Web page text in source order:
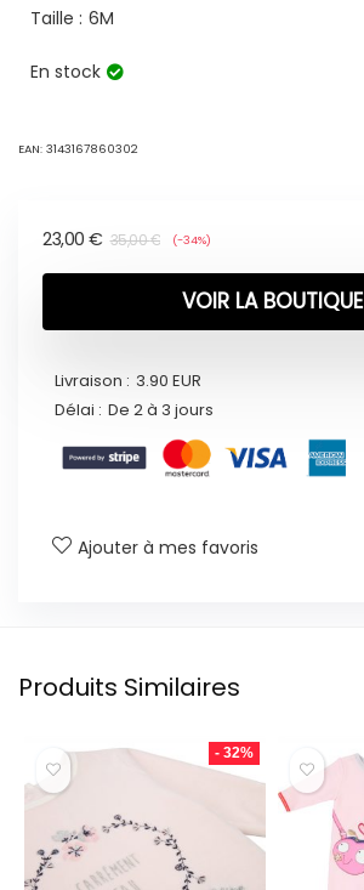
Taille : 6M
En stock
EAN: 3143167860302
35,00€
23,00 € (-34%)
VOIR LA BOUTIQUE
Livraison : 3.90 EUR
Délai : De 2 à 3 jours
Ajouter à mes favoris
Produits Similaires
- 32%